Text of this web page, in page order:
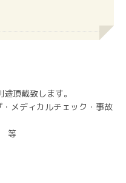
頂戴致します。
メディカルチェック・事故
等